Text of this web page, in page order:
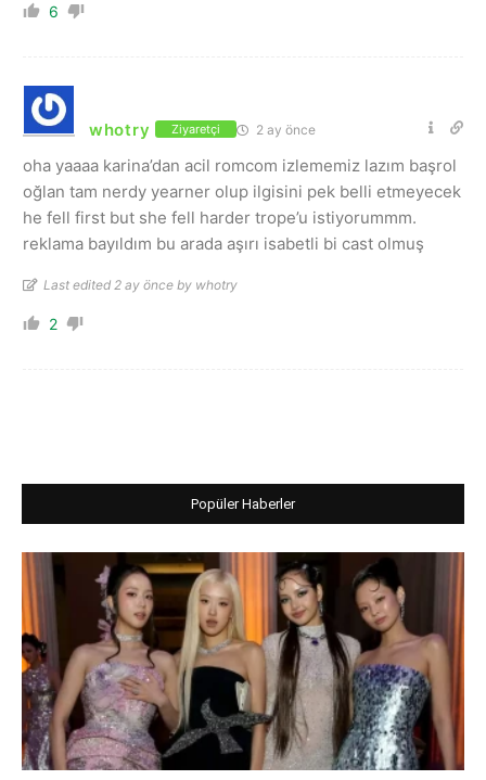
6
whotry Ziyaretçi 2 ay önce
oha yaaaa karina’dan acil romcom izlememiz lazım başrol
oğlan tam nerdy yearner olup ilgisini pek belli etmeyecek
he fell first but she fell harder trope’u istiyorummm.
reklama bayıldım bu arada aşırı isabetli bi cast olmuş
Last edited 2 ay önce by whotry
2
Popüler Haberler